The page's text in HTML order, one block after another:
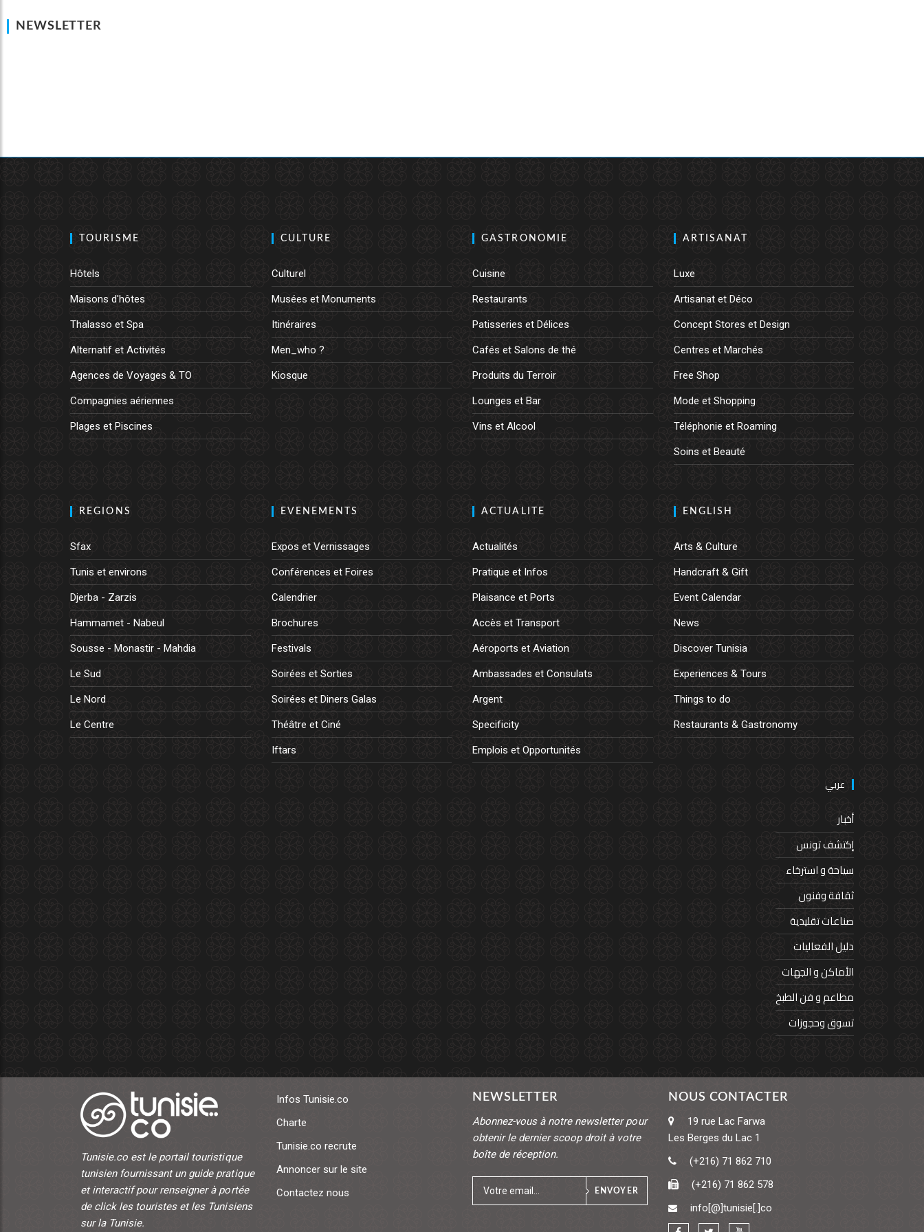
NEWSLETTER
TOURISME
Hôtels
Maisons d'hôtes
Thalasso et Spa
Alternatif et Activités
Agences de Voyages & TO
Compagnies aériennes
Plages et Piscines
CULTURE
Culturel
Musées et Monuments
Itinéraires
Men_who ?
Kiosque
GASTRONOMIE
Cuisine
Restaurants
Patisseries et Délices
Cafés et Salons de thé
Produits du Terroir
Lounges et Bar
Vins et Alcool
ARTISANAT
Luxe
Artisanat et Déco
Concept Stores et Design
Centres et Marchés
Free Shop
Mode et Shopping
Téléphonie et Roaming
Soins et Beauté
REGIONS
Sfax
Tunis et environs
Djerba - Zarzis
Hammamet - Nabeul
Sousse - Monastir - Mahdia
Le Sud
Le Nord
Le Centre
EVENEMENTS
Expos et Vernissages
Conférences et Foires
Calendrier
Brochures
Festivals
Soirées et Sorties
Soirées et Diners Galas
Théâtre et Ciné
Iftars
ACTUALITE
Actualités
Pratique et Infos
Plaisance et Ports
Accès et Transport
Aéroports et Aviation
Ambassades et Consulats
Argent
Specificity
Emplois et Opportunités
ENGLISH
Arts & Culture
Handcraft & Gift
Event Calendar
News
Discover Tunisia
Experiences & Tours
Things to do
Restaurants & Gastronomy
عربي
أخبار
إكتشف تونس
سياحة و استرخاء
ثقافة وفنون
صناعات تقليدية
دليل الفعاليات
الأماكن و الجهات
مطاعم و فن الطبخ
تسوق وحجوزات
Tunisie.co est le portail touristique
tunisien fournissant un guide pratique
et interactif pour renseigner à portée
de click les touristes et les Tunisiens
sur la Tunisie.
Infos Tunisie.co
Charte
Tunisie.co recrute
Annoncer sur le site
Contactez nous
NEWSLETTER
Abonnez-vous à notre newsletter pour
obtenir le dernier scoop droit à votre
boîte de réception.
ENVOYER
NOUS CONTACTER
19 rue Lac Farwa
Les Berges du Lac 1
(+216) 71 862 710
(+216) 71 862 578
info[@]tunisie[.]co